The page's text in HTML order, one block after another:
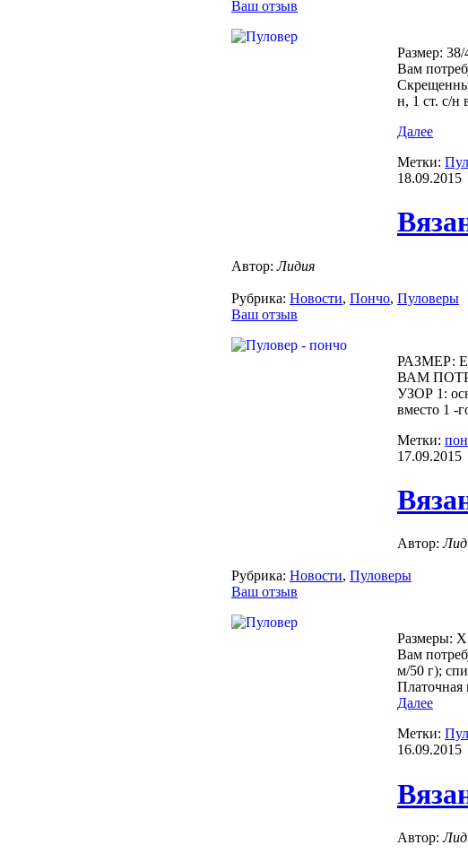
Ваш отзыв
Размер: 38/
Вам
н, 1 ст. с/н
Далее
Метки:
18.09.2015
Автор:Лидия
Рубрика: Новости, Пончо, Пуловеры
Ваш отзыв
РАЗМЕР:
ВАМ
УЗОР 1:
вместо 1 -
Метки:
17.09.2015
Автор:
Рубрика: Новости, Пуловеры
Ваш отзыв
Размеры:
Вам
м/50 г);
Платочная
Далее
Метки:
16.09.2015
Автор: